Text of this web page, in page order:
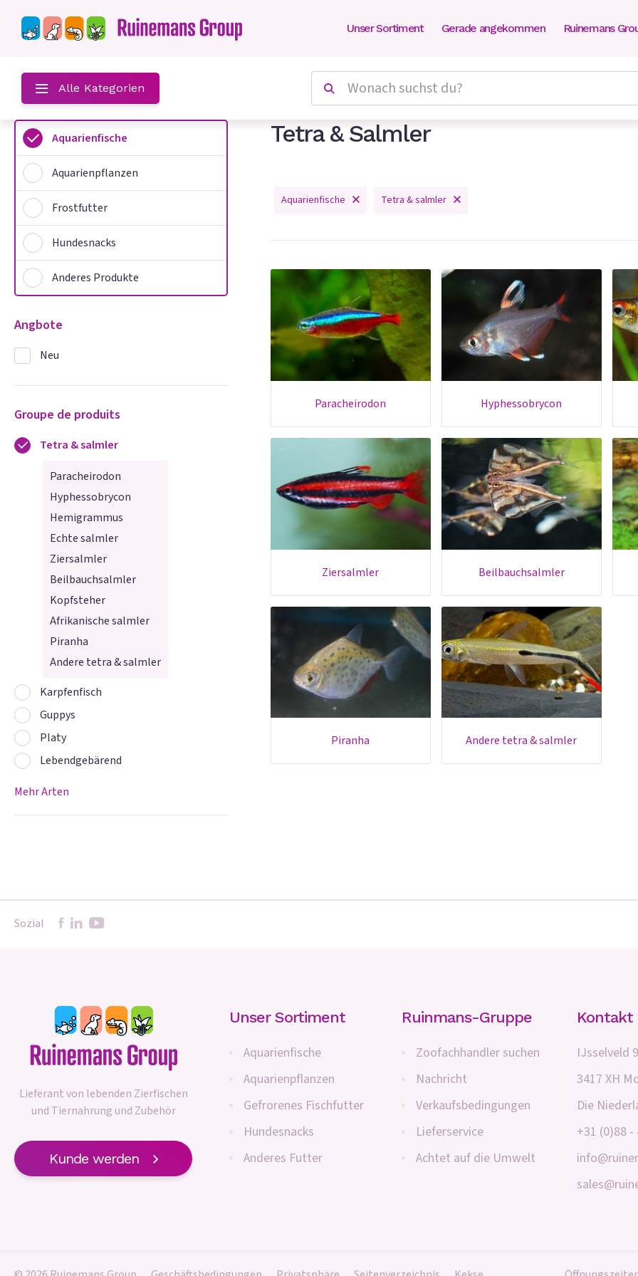
Unser Sortiment Gerade angekommen Ruinemans
Alle Kategorien
Aquarienfische
Aquarienpflanzen
Frostfutter
Hundesnacks
Anderes Produkte
Angbote
Neu
Groupe de produits
Tetra & salmler
Paracheirodon
Hyphessobrycon
Hemigrammus
Echte salmler
Ziersalmler
Beilbauchsalmler
Kopfsteher
Afrikanische salmler
Piranha
Andere tetra & salmler
Karpfenfisch
Guppys
Platy
Lebendgebärend
Mehr Arten
Tetra & Salmler
Aquarienfische Tetra & salmler
paracheirodon hyphessobrycon
ziersalmler beilbauchsalmler
piranha andere tetra & salmler
Sozial
Lieferant von lebenden Zierfischen
und Tiernahrung und Zubehör
Kunde werden
Unser Sortiment
Aquarienfische
Aquarienpflanzen
Gefrorenes Fischfutter
Hundesnacks
Anderes Futter
Ruinmans-Gruppe
Zoofachhandler suchen
Nachricht
Verkaufsbedingungen
Lieferservice
Achtet auf die Umwelt
Kontakt
IJsselveld 9
3417 XH
Die
+31 (0)88 -